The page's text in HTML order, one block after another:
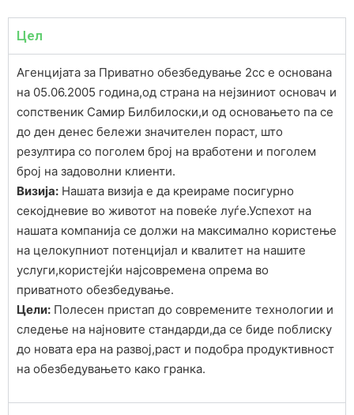
Цел
Агенцијата за Приватно обезбедување 2сс е основана
на 05.06.2005 година,од страна на нејзиниот основач и
сопственик Самир Билбилоски,и од основањето па се
до ден денес бележи значителен пораст, што
резултира со поголем број на вработени и поголем
број на задоволни клиенти.
Визија: Нашата визија е да креираме посигурно
секојдневие во животот на повеќе луѓе.Успехот на
нашата компанија се должи на максимално користење
на целокупниот потенцијал и квалитет на нашите
услуги,користејќи најсовремена опрема во
приватното обезбедување.
Цели: Полесен пристап до современите технологии и
следење на најновите стандарди,да се биде поблиску
до новата ера на развој,раст и подобра продуктивност
на обезбедувањето како гранка.